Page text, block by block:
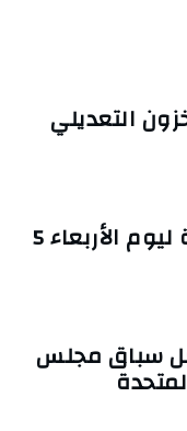
التعديلي
تونس الآن/ النشرة المسائية ليوم الأربعاء 5
سباق مجلس